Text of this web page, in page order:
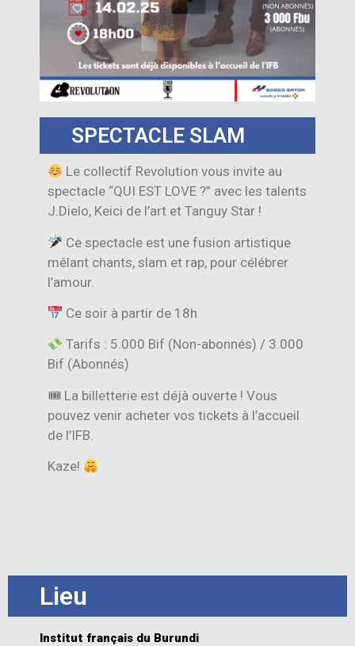
SPECTACLE SLAM
Le collectif Revolution vous invite au
spectacle “QUI EST LOVE ?” avec les talents
J.Dielo, Keici de l’art et Tanguy Star !
Ce spectacle est une fusion artistique
mêlant chants, slam et rap, pour célébrer
l’amour.
Ce soir à partir de 18h
Tarifs : 5.000 Bif (Non-abonnés) / 3.000
Bif (Abonnés)
🎟 La billetterie est déjà ouverte ! Vous
pouvez venir acheter vos tickets à l’accueil
de l’IFB.
Kaze!
Lieu
Institut français du Burundi